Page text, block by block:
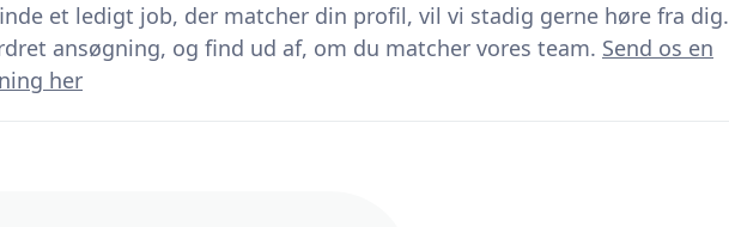
et ledigt job, der matcher din profil, vil vi stadig gerne høre fra dig.
ansøgning, og find ud af, om du matcher vores team. Send os en
her